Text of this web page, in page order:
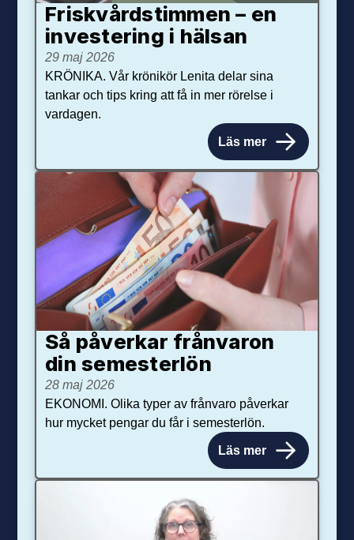
Friskvårdstimmen – en
investering i hälsan
29 maj 2026
KRÖNIKA. Vår krönikör Lenita delar sina
tankar och tips kring att få in mer rörelse i
vardagen.
Läs mer
Så påverkar från­varon
din semester­lön
28 maj 2026
EKONOMI. Olika typer av frånvaro påverkar
hur mycket pengar du får i semesterlön.
Läs mer